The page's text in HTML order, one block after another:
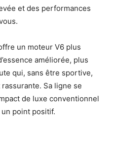
et des performances
un moteur V6 plus
améliorée, plus
qui, sans être sportive,
Sa ligne se
de luxe conventionnel
point positif.